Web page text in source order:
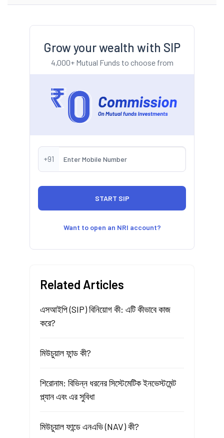
Grow your wealth with SIP
4,000+ Mutual Funds to choose from
+91
Want to open an NRI account?
Related Articles
এসআইপি (SIP) বিনিয়োগ কী: এটি কীভাবে কাজ
করে?
মিউচুয়াল ফান্ড কী?
শিরোনাম: বিভিন্ন ধরনের সিস্টেমেটিক ইনভেস্টমেন্ট
প্ল্যান এবং এর সুবিধা
মিউচুয়াল ফান্ডে এনএভি (NAV) কী?